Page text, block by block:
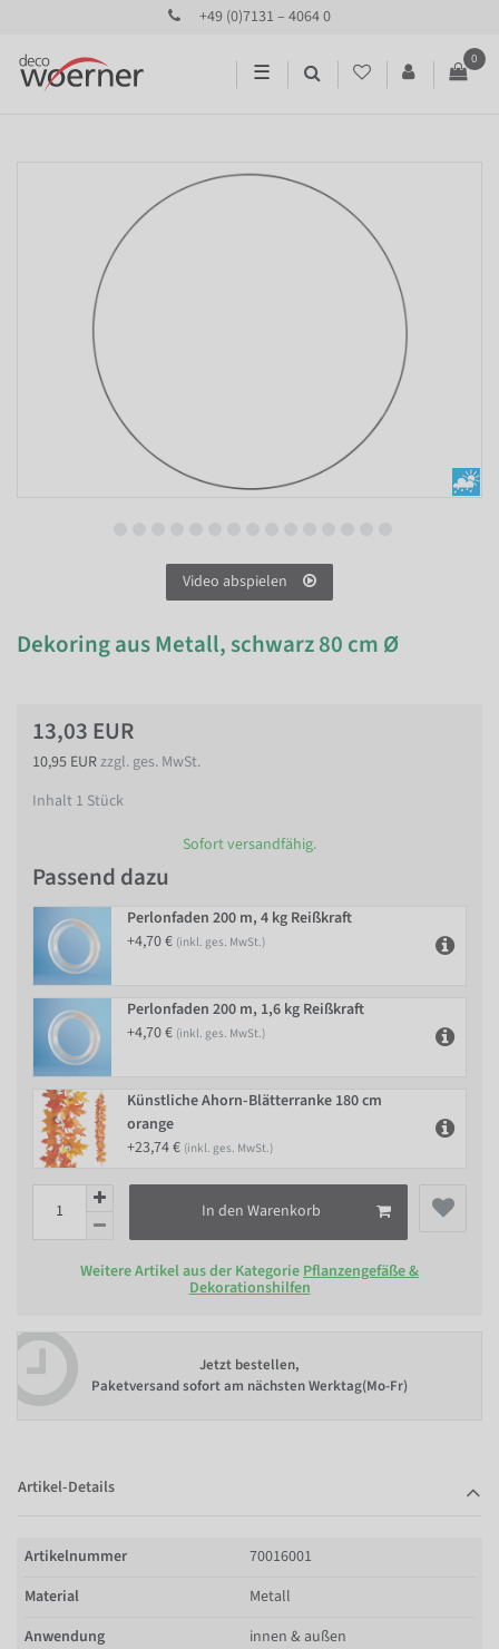
+49 (0)7131 – 4064 0
☰
0
Video abspielen
Dekoring aus Metall, schwarz 80 cm Ø
13,03 EUR
10,95 EURzzgl. ges. MwSt.
Inhalt 1 Stück
Sofort versandfähig.
Passend dazu
Perlonfaden 200 m, 4 kg Reißkraft
+4,70 € (inkl. ges. MwSt.)
Perlonfaden 200 m, 1,6 kg Reißkraft
+4,70 € (inkl. ges. MwSt.)
Künstliche Ahorn-Blätterranke 180 cm
orange
+23,74 € (inkl. ges. MwSt.)
In den Warenkorb
Weitere Artikel aus der Kategorie Pflanzengefäße &
Dekorationshilfen
Jetzt bestellen,
Paketversand sofort am nächsten Werktag(Mo-Fr)
Artikel-Details
Artikelnummer
70016001
Material
Metall
Anwendung
innen & außen